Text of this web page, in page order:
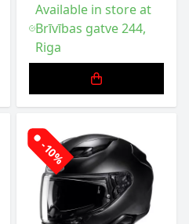
Available in store at
Brīvības gatve 244,
Riga
-10%